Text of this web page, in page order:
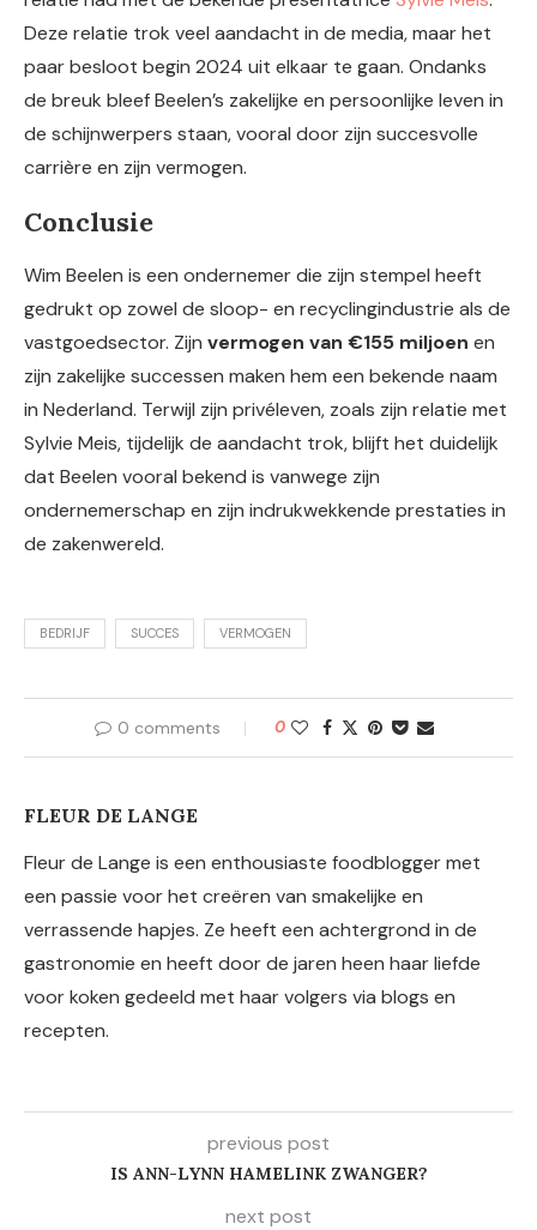
Deze relatie trok veel aandacht in de media, maar het
paar besloot begin 2024 uit elkaar te gaan. Ondanks
de breuk bleef Beelen’s zakelijke en persoonlijke leven in
de schijnwerpers staan, vooral door zijn succesvolle
carrière en zijn vermogen.
Conclusie
Wim Beelen is een ondernemer die zijn stempel heeft
gedrukt op zowel de sloop- en recyclingindustrie als de
vastgoedsector. Zijn vermogen van €155 miljoen en
zijn zakelijke successen maken hem een bekende naam
in Nederland. Terwijl zijn privéleven, zoals zijn relatie met
Sylvie Meis, tijdelijk de aandacht trok, blijft het duidelijk
dat Beelen vooral bekend is vanwege zijn
ondernemerschap en zijn indrukwekkende prestaties in
de zakenwereld.
BEDRIJF SUCCES VERMOGEN
0 comments 0
FLEUR DE LANGE
Fleur de Lange is een enthousiaste foodblogger met
een passie voor het creëren van smakelijke en
verrassende hapjes. Ze heeft een achtergrond in de
gastronomie en heeft door de jaren heen haar liefde
voor koken gedeeld met haar volgers via blogs en
recepten.
previous post
IS ANN-LYNN HAMELINK ZWANGER?
next post